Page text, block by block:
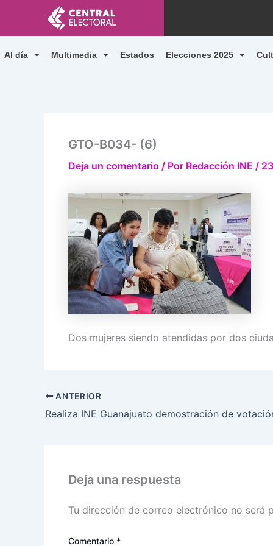
contenido
Al día Multimedia Estados Elecciones 2025
GTO-B034- (6)
Deja un comentario / Por Redacción INE /
Dos mujeres siendo atendidas por dos
ANTERIOR
Deja una respuesta
Tu dirección de correo electrónico no será
Comentario *